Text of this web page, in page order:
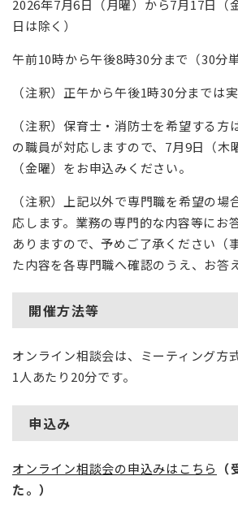
2026年7月6日（月曜）から7月17日（
日は除く）
午前10時から午後8時30分まで（30分
（注釈）正午から午後1時30分までは
（注釈）保育士・消防士を希望する方
の職員が対応しますので、7月9日（木
（金曜）をお申込みください。
（注釈）上記以外で専門職を希望の場
応します。業務の専門的な内容等にお
ありますので、予めご了承ください（
た内容を各専門職へ確認のうえ、お答
開催方法等
オンライン相談会は、ミーティング方
1人あたり20分です。
申込み
オンライン相談会の申込みはこちら
た。）